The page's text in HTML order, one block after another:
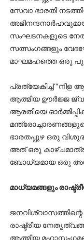
സേവാ ഭാരതി
സംഘടനകളുടെ
സത്സംഗങ്ങളും
മാഘമഹത്തെ ഒരു
പ്രത്യേകിച്ച് “നിള
ആത്മീയ ഊർജ്ജ
ആരതിയെ
ഭാരതപ്പുഴ ഒരു
അത് ഒരു
ബോധ്യമായ ഒരു
മാധ്യമങ്ങളും
രാഷ്ട്രീയ
ആത്മീയ